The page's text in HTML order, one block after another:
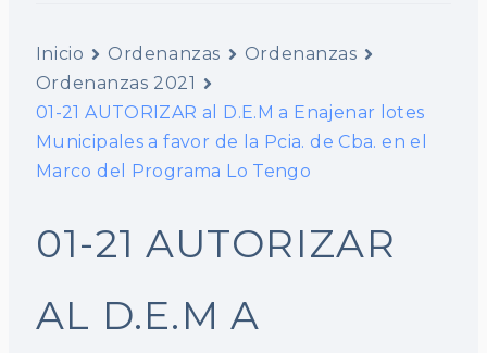
Inicio Ordenanzas
Ordenanzas
Ordenanzas 2021
01-21 AUTORIZAR al D.E.M a Enajenar lotes
Municipales a favor de la Pcia. de Cba. en el
Marco del Programa Lo Tengo
01-21 AUTORIZAR
AL D.E.M A